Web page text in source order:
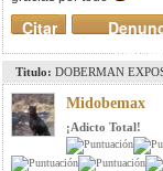
Citar
Titulo: DOBERMAN
Midobemax
¡Adicto Total!